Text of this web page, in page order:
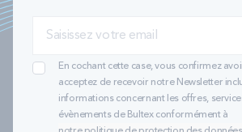
En cochant cette case, vous confirmez
acceptez de recevoir notre Newsletter
informations concernant les offres,
évènements de Bultex conformément à